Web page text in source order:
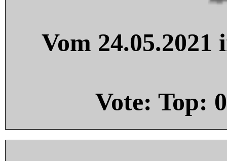
Vom
Vote: Top: 0